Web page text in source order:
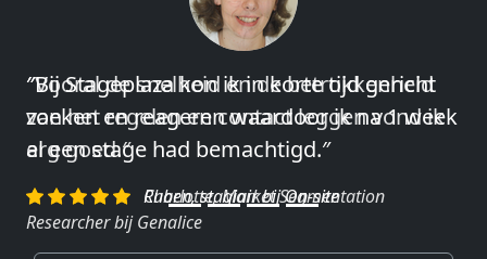
″Vooral de snelheid en de betrokkenheid
van het regelen en contact leggen vond ik
erg goed.″
Charlotte, Market Segmentation
Researcher bij Genalice